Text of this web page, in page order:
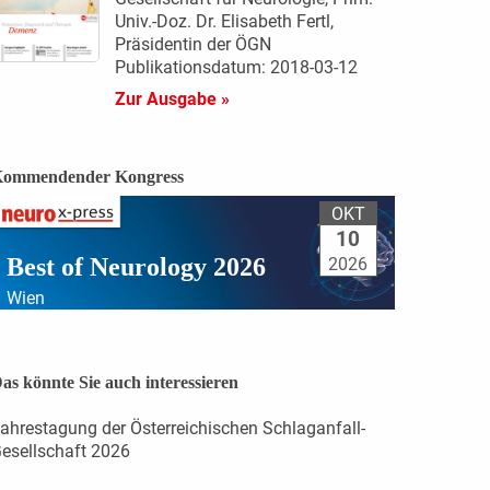
Univ.-Doz. Dr. Elisabeth Fertl,
Präsidentin der ÖGN
Publikationsdatum: 2018-03-12
Zur Ausgabe »
Kongress
Best of Neurology 2026
Wien
OKT
10
2026
könnte Sie auch interessieren
der Österreichischen Schlaganfall-
2026